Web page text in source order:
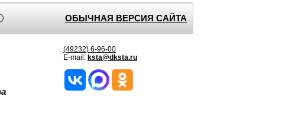
ОБЫЧНАЯ ВЕРСИЯ САЙТА
(49232) 6-96-00
E-mail: ksta@dksta.ru